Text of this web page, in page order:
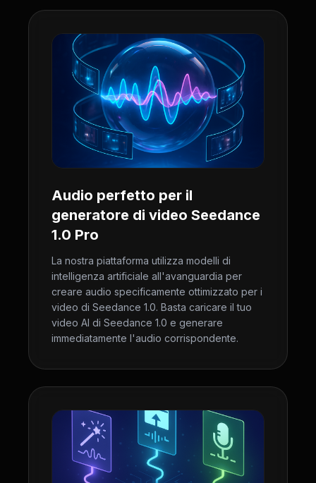
Audio perfetto per il
generatore di video Seedance
1.0 Pro
La nostra piattaforma utilizza modelli di
intelligenza artificiale all'avanguardia per
creare audio specificamente ottimizzato per i
video di Seedance 1.0. Basta caricare il tuo
video AI di Seedance 1.0 e generare
immediatamente l'audio corrispondente.